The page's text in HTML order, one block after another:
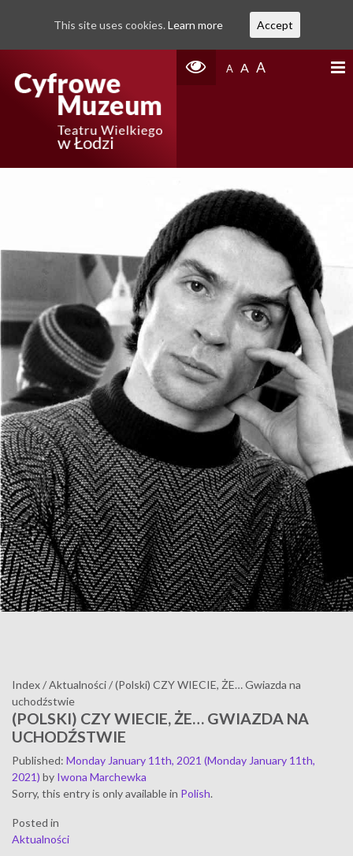
A A A
Index/Aktualności/(Polski) CZY WIECIE, ŻE… Gwiazda na
uchodźstwie
(POLSKI) CZY WIECIE, ŻE… GWIAZDA NA
UCHODŹSTWIE
Published: Monday January 11th, 2021 (Monday January 11th,
2021) by Iwona Marchewka
Sorry, this entry is only available in Polish.
Posted in
Aktualności
This site uses cookies. Learn more Accept